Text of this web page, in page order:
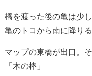
橋を渡った後の亀は少
亀のトコから南に降り
マップの東橋が出口。
「木の棒」